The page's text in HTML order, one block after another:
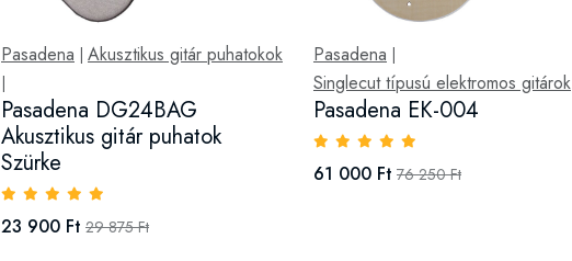
Pasadena Akusztikus gitár puhatokok
Pasadena DG24BAG
Akusztikus gitár puhatok
Szürke
23 900 Ft 29 875 Ft
Pasadena
Singlecut típusú elektromos gitárok|
Pasadena EK-004
61 000 Ft 76 250 Ft